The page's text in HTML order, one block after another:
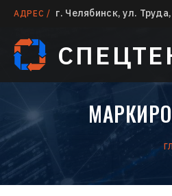
АДРЕС / г. Челябинск, ул.